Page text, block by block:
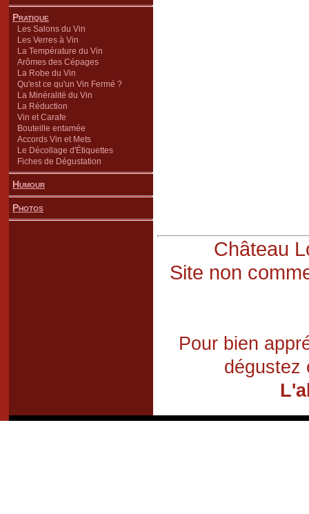
Pratique
Les Salons du Vin
Les Verres à Vin
La Température du Vin
Arômes des Cépages
La Robe du Vin
Qu'est ce qu'un Vin Fermé ?
La Minéralité du Vin
La Réduction
Vin et Carafe
Bouteille entamée
Accords Vin et Mets
Le Décollage d'Étiquettes
Fiches de Dégustation
Humour
Photos
Château
Site non
Pour bien
dégustez